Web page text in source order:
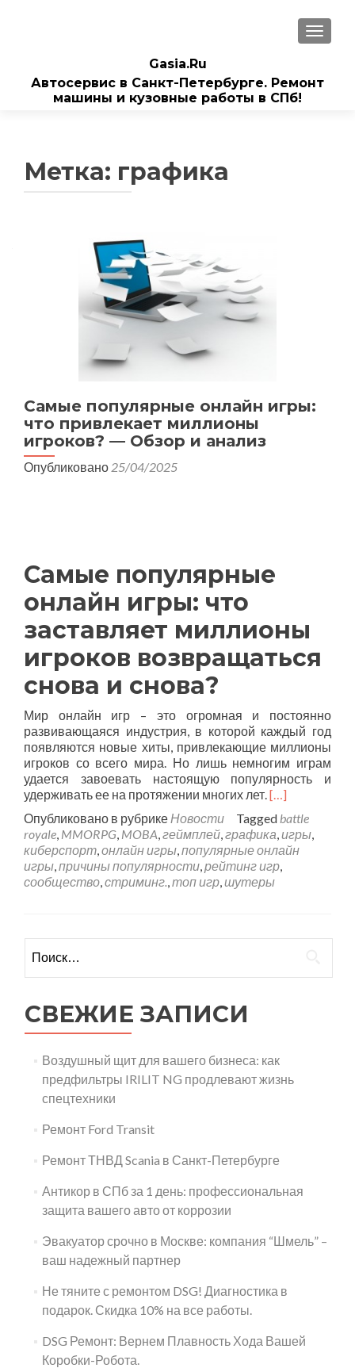
Gasia.Ru
Автосервис в Санкт-Петербурге. Ремонт
машины и кузовные работы в СПб!
Метка: графика
Самые популярные онлайн игры:
что привлекает миллионы
игроков? — Обзор и анализ
Опубликовано 25/04/2025
Самые популярные
онлайн игры: что
заставляет миллионы
игроков возвращаться
снова и снова?
Мир онлайн игр – это огромная и постоянно
развивающаяся индустрия, в которой каждый год
появляются новые хиты, привлекающие миллионы
игроков со всего мира. Но лишь немногим играм
удается завоевать настоящую популярность и
удерживать ее на протяжении многих лет. […]
Опубликовано в рубрике Новости Tagged battle
royale MMORPG MOBA геймплей графика игры
киберспорт онлайн игры популярные онлайн
игры причины популярности рейтинг игр
сообщество стриминг. топ игр шутеры
СВЕЖИЕ ЗАПИСИ
Воздушный щит для вашего бизнеса: как
предфильтры IRILIT NG продлевают жизнь
спецтехники
Ремонт Ford Transit
Ремонт ТНВД Scania в Санкт-Петербурге
Антикор в СПб за 1 день: профессиональная
защита вашего авто от коррозии
Эвакуатор срочно в Москве: компания “Шмель” –
ваш надежный партнер
Не тяните с ремонтом DSG! Диагностика в
подарок. Скидка 10% на все работы.
DSG Ремонт: Вернем Плавность Хода Вашей
Коробки-Робота.